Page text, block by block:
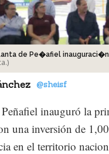
de Pe�afiel inauguraci�n
)
@sheisf
inauguró la
una inversión de
en el territorio